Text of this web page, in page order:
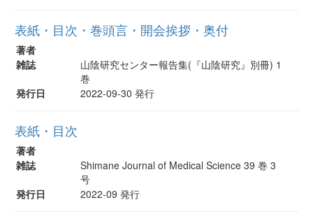
表紙・目次・巻頭言・開会挨拶・奥付
著者
雑誌
山陰研究センター報告集(『山陰研究』別冊) 1
巻
発行日
2022-09-30 発行
表紙・目次
著者
雑誌
Shimane Journal of Medical Science 39 巻 3
号
発行日
2022-09 発行